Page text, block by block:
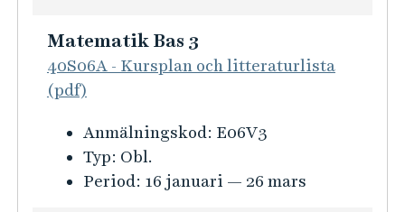
i
n
f
r
m
a
Matematik Bas 3
40S06A - Kursplan och litteraturlista
(pdf)
K
u
r
Anmälningskod: E06V3
Typ: Obl.
Period: 16 januari — 26 mars